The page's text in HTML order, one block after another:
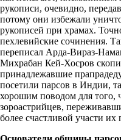
рукописи, очевидно,
потому они избежали
рукописей при храмах.
пехлевийские сочинения.
переписал Арда-Вираз-
Михрабан Кей-Хосров
принадлежавшие
посетили парсов в Индии,
хорошим поводом для того,
зороастрийцев,
более счастливой участи их